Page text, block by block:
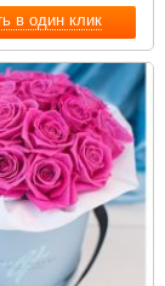
в один клик